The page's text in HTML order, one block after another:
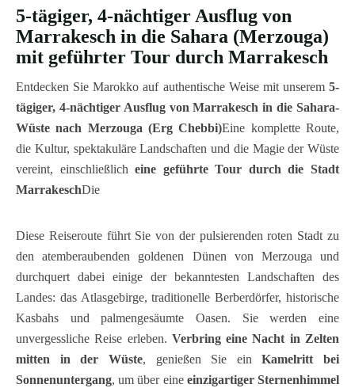
5-tägiger, 4-nächtiger Ausflug von
Marrakesch in die Sahara (Merzouga)
mit geführter Tour durch Marrakesch
Entdecken Sie Marokko auf authentische Weise mit unserem 5-
tägiger, 4-nächtiger Ausflug von Marrakesch in die Sahara-
Wüste nach Merzouga (Erg Chebbi)Eine komplette Route,
die Kultur, spektakuläre Landschaften und die Magie der Wüste
vereint, einschließlicheine geführte Tour durch die Stadt
MarrakeschDie
Diese Reiseroute führt Sie von der pulsierenden roten Stadt zu
den atemberaubenden goldenen Dünen von Merzouga und
durchquert dabei einige der bekanntesten Landschaften des
Landes: das Atlasgebirge, traditionelle Berberdörfer, historische
Kasbahs und palmengesäumte Oasen. Sie werden eine
unvergessliche Reise erleben. Verbring eine Nacht in Zelten
mitten in der Wüste, genießen Sie einKamelritt bei
Sonnenuntergang, um über eine einzigartiger Sternenhimmel